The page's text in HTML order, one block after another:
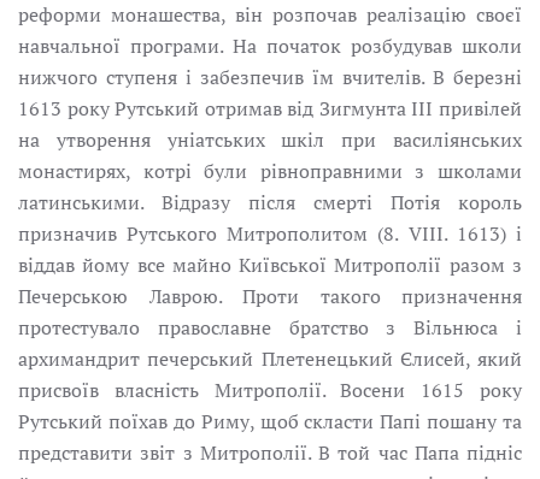
реформи монашества, він розпочав реалізацію своєї
навчальної програми. На початок розбудував школи
нижчого ступеня і забезпечив їм вчителів. В березні
1613 pоку Рутський отримав вiд Зигмунта III привілей
на утворення уніатських шкіл при василіянських
монастирях, котрі були рівноправними з школами
латинськими. Відразу після смерті Потія король
призначив Рутського Митрополитом (8. VIII. 1613) i
віддав йому все майно Київської Митрополії разом з
Печерською Лавpою. Проти такого призначення
протестувало православне братство з Вільнюса і
архимандрит печерський Плeтенецький Єлисей, який
присвоїв власність Митрополії. Восени 1615 pоку
Рутський поїхав до Риму, щоб скласти Папі пошану та
представити звіт з Митрополії. В той час Папа підніс